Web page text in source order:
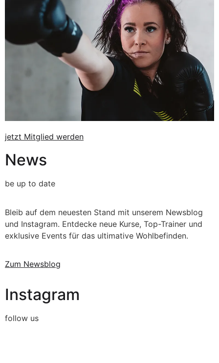
jetzt Mitglied werden
News
be up to date
Bleib auf dem neuesten Stand mit unserem Newsblog
und Instagram. Entdecke neue Kurse, Top-Trainer und
exklusive Events für das ultimative Wohlbefinden.
Zum Newsblog
Instagram
follow us